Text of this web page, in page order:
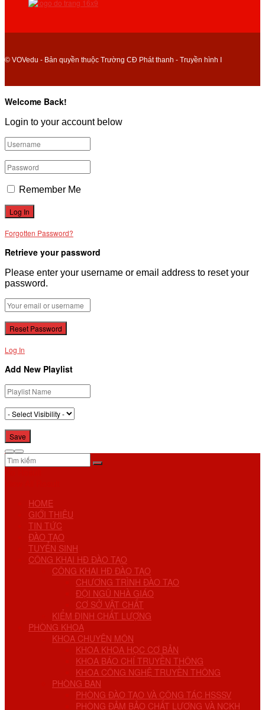
© VOVedu - Bản quyền thuộc Trường CĐ Phát thanh - Truyền hình I
Welcome Back!
Login to your account below
Remember Me
Forgotten Password?
Retrieve your password
Please enter your username or email address to reset your
password.
Log In
Add New Playlist
HOME
GIỚI THIỆU
TIN TỨC
ĐÀO TẠO
TUYỂN SINH
CÔNG KHAI HĐ ĐÀO TẠO
CÔNG KHAI HĐ ĐÀO TẠO
CHƯƠNG TRÌNH ĐÀO TẠO
ĐỘI NGŨ NHÀ GIÁO
CƠ SỞ VẬT CHẤT
KIỂM ĐỊNH CHẤT LƯỢNG
PHÒNG KHOA
KHOA CHUYÊN MÔN
KHOA KHOA HỌC CƠ BẢN
KHOA BÁO CHÍ TRUYỀN THÔNG
KHOA CÔNG NGHỆ TRUYỀN THÔNG
PHÒNG BAN
PHÒNG ĐÀO TẠO VÀ CÔNG TÁC HSSSV
PHÒNG ĐẢM BẢO CHẤT LƯỢNG VÀ NCKH